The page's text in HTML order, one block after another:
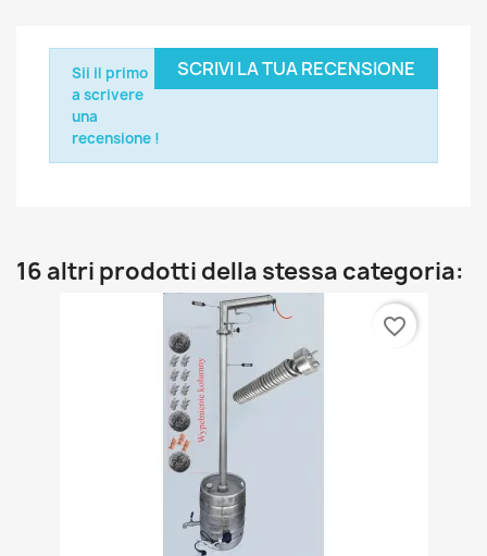
SCRIVI LA TUA RECENSIONE
Sii il primo
a scrivere
una
recensione !
16 altri prodotti della stessa categoria:
favorite_border